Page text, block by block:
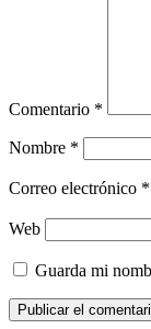
Comentario *
Nombre *
Correo electrónico *
Web
Guarda mi